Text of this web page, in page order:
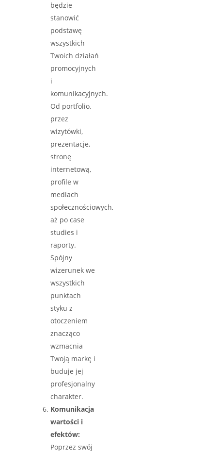
będzie
stanowić
podstawę
wszystkich
Twoich działań
promocyjnych
i
komunikacyjnych.
Od portfolio,
przez
wizytówki,
prezentacje,
stronę
internetową,
profile w
mediach
społecznościowych,
aż po case
studies i
raporty.
Spójny
wizerunek we
wszystkich
punktach
styku z
otoczeniem
znacząco
wzmacnia
Twoją markę i
buduje jej
profesjonalny
charakter.
Komunikacja
wartości i
efektów:
Poprzez swój